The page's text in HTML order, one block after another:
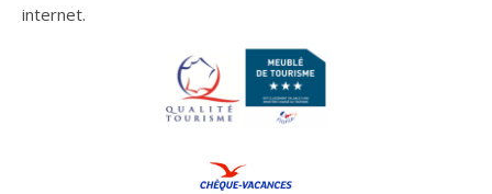
internet.